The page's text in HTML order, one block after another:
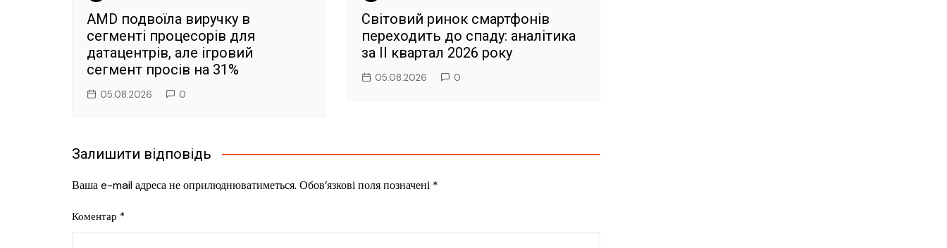
AMD подвоїла виручку в
сегменті процесорів для
датацентрів, але ігровий
сегмент просів на 31%
05.08.2026 0
Світовий ринок смартфонів
переходить до спаду: аналітика
за II квартал 2026 року
05.08.2026 0
Залишити відповідь
Ваша e-mail адреса не оприлюднюватиметься. Обов’язкові поля позначені *
Коментар *